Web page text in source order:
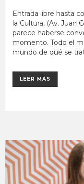
Entrada libre hasta
la Cultura, (Av. Juan
parece haberse
momento. Todo el
mundo de qué se
LEER MÁS